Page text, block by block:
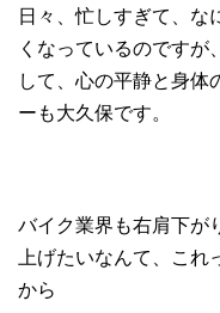
日々、忙しすぎて、な
くなっているのですが
して、心の平静と身体
ーも大久保です。
バイク業界も右肩下が
上げたいなんて、こ
から